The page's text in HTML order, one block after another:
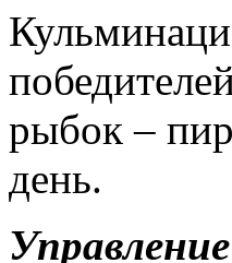
рыбок –
день.